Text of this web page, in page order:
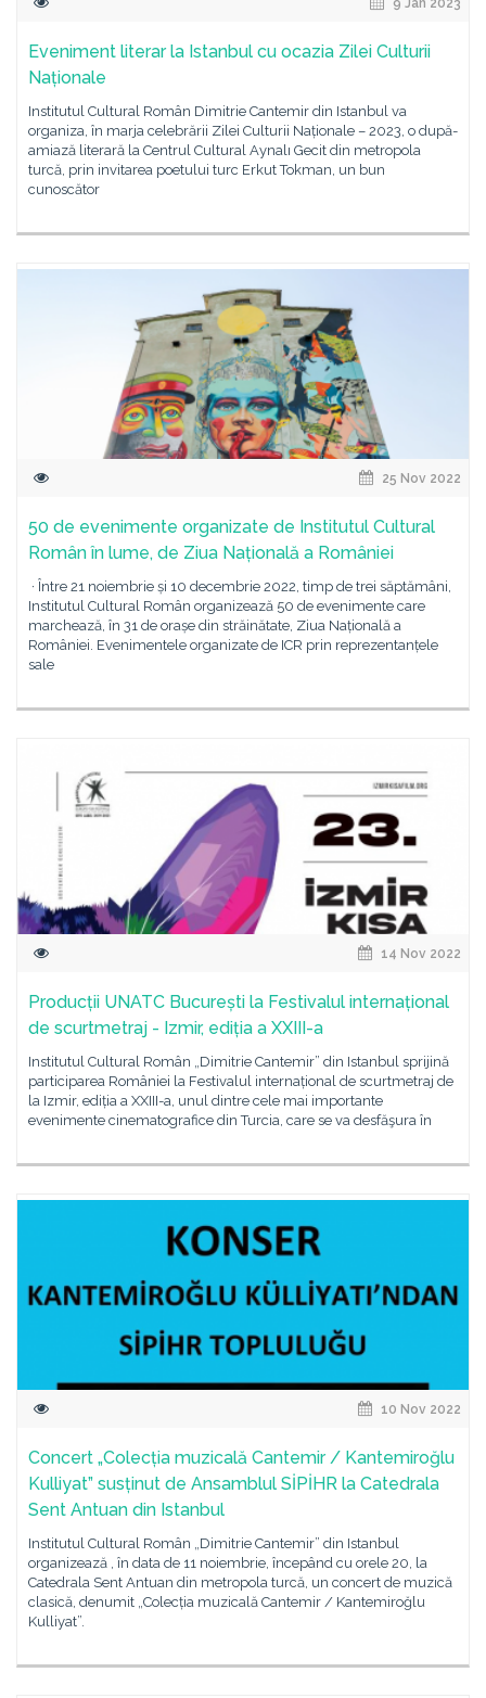
9 Jan 2023
Eveniment literar la Istanbul cu ocazia Zilei Culturii
Naționale
Institutul Cultural Român Dimitrie Cantemir din Istanbul va
organiza, în marja celebrării Zilei Culturii Naționale – 2023, o după-
amiază literară la Centrul Cultural Aynalı Gecit din metropola
turcă, prin invitarea poetului turc Erkut Tokman, un bun
cunoscător
25 Nov 2022
50 de evenimente organizate de Institutul Cultural
Român în lume, de Ziua Națională a României
· Între 21 noiembrie și 10 decembrie 2022, timp de trei săptămâni,
Institutul Cultural Român organizează 50 de evenimente care
marchează, în 31 de orașe din străinătate, Ziua Națională a
României. Evenimentele organizate de ICR prin reprezentanțele
sale
14 Nov 2022
Producții UNATC București la Festivalul internațional
de scurtmetraj - Izmir, ediția a XXIII-a
Institutul Cultural Român „Dimitrie Cantemir” din Istanbul sprijină
participarea României la Festivalul internațional de scurtmetraj de
la Izmir, ediția a XXIII-a, unul dintre cele mai importante
evenimente cinematografice din Turcia, care se va desfăşura în
10 Nov 2022
Concert „Colecția muzicală Cantemir / Kantemiroğlu
Kulliyat” susținut de Ansamblul SİPİHR la Catedrala
Sent Antuan din Istanbul
Institutul Cultural Român „Dimitrie Cantemir” din Istanbul
organizează , în data de 11 noiembrie, începând cu orele 20, la
Catedrala Sent Antuan din metropola turcă, un concert de muzică
clasică, denumit „Colecția muzicală Cantemir / Kantemiroğlu
Kulliyat”.